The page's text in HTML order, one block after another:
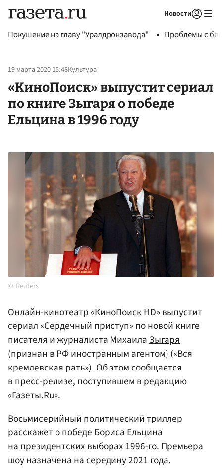
Новости
Покушение на главу "Уралдронзавода" Проблемы с
19 марта 2020 15:48Культура
«КиноПоиск» выпустит сериал
по книге Зыгаря о победе
Ельцина в 1996 году
Reuters
Онлайн-кинотеатр «КиноПоиск HD» выпустит
сериал «Сердечный приступ» по новой книге
писателя и журналиста МихаилаЗыгаря
(признан в РФ иностранным агентом) («Вся
кремлевская рать»). Об этом сообщается
в пресс-релизе, поступившем в редакцию
«Газеты.Ru».
Восьмисерийный политический триллер
расскажет о победе БорисаЕльцина
на президентских выборах 1996-го. Премьера
шоу назначена на середину 2021 года.